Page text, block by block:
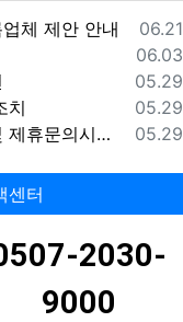
등록
06.21
체 제안 안내
등록
06.03
등록
05.29
등록
05.29
치
등록
05.29
마사지탑 영업시간 및 제휴문의시간 안내
센터
2030-
9000